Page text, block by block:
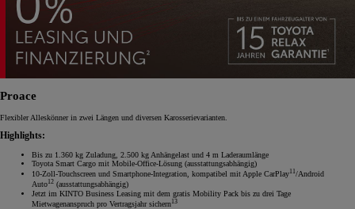
Proace
Flexibler Alleskönner in zwei Längen und diversen Karosserievarianten.
Highlights:
Bis zu 1.360 kg Zuladung, 2.500 kg Anhängelast und 4 m Laderaumlänge
Toyota Smart Cargo mit Mobile-Office-Lösung (ausstattungsabhängig)
10-Zoll-Touchscreen und Smartphone-Integration, kompatibel mit Apple CarPlay11/Android
Auto12 (ausstattungsabhängig)
Jetzt im KINTO Business Leasing mit dem gratis Mobility Pack bis zu drei Tage
Mietwagenanspruch pro Vertragsjahr sichern13